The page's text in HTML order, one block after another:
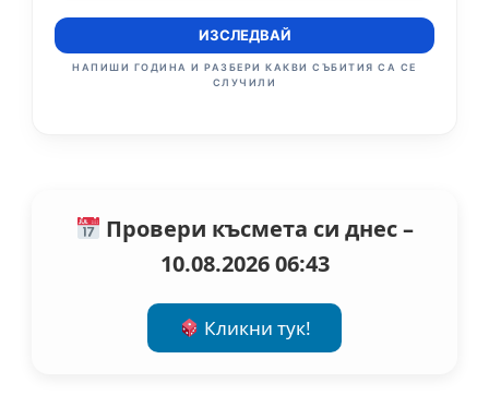
ИЗСЛЕДВАЙ
НАПИШИ ГОДИНА И РАЗБЕРИ КАКВИ СЪБИТИЯ СА СЕ
СЛУЧИЛИ
Провери късмета си днес –
10.08.2026 06:43
Кликни тук!